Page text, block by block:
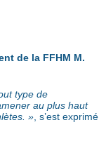
de la FFHM M.
type de
au plus haut
», s’est exprimé